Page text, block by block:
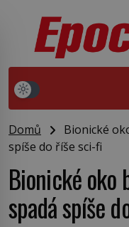
Domů
Bionické
spíše do říše sci-fi
Bionické oko
spadá spíše